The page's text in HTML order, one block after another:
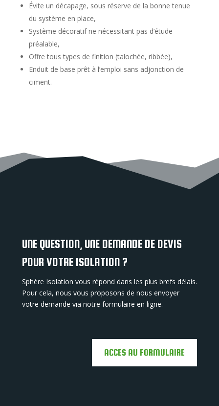
Évite un décapage, sous réserve de la bonne tenue
du système en place,
Système décoratif ne nécessitant pas d’étude
préalable,
Offre tous types de finition (talochée, ribbée),
Enduit de base prêt à l’emploi sans adjonction de
ciment.
UNE QUESTION, UNE DEMANDE DE DEVIS
POUR VOTRE ISOLATION ?
Sphère Isolation vous répond dans les plus brefs délais.
Pour cela, nous vous proposons de nous envoyer
votre demande via notre formulaire en ligne.
ACCES AU FORMULAIRE